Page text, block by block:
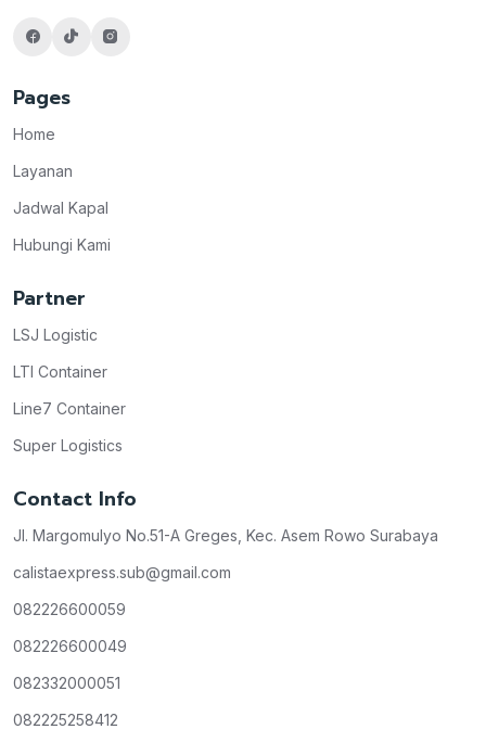
Pages
Home
Layanan
Jadwal Kapal
Hubungi Kami
Partner
LSJ Logistic
LTI Container
Line7 Container
Super Logistics
Contact Info
Jl. Margomulyo No.51-A Greges, Kec. Asem Rowo Surabaya
calistaexpress.sub@gmail.com
082226600059
082226600049
082332000051
082225258412